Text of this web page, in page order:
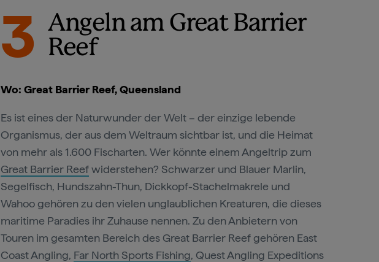
3
Angeln am Great Barrier
Reef
Wo: Great Barrier Reef, Queensland
Es ist eines der Naturwunder der Welt – der einzige lebende
Organismus, der aus dem Weltraum sichtbar ist, und die Heimat
von mehr als 1.600 Fischarten. Wer könnte einem Angeltrip zum
Great Barrier Reefwiderstehen? Schwarzer und Blauer Marlin,
Segelfisch, Hundszahn-Thun, Dickkopf-Stachelmakrele und
Wahoo gehören zu den vielen unglaublichen Kreaturen, die dieses
maritime Paradies ihr Zuhause nennen. Zu den Anbietern von
Touren im gesamten Bereich des Great Barrier Reef gehören East
Coast Angling, Far North Sports Fishing, Quest Angling Expeditions